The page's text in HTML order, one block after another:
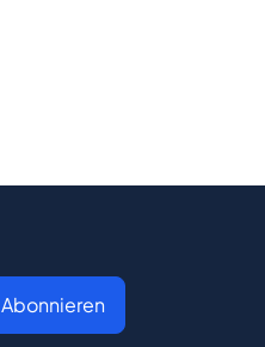
Abonnieren